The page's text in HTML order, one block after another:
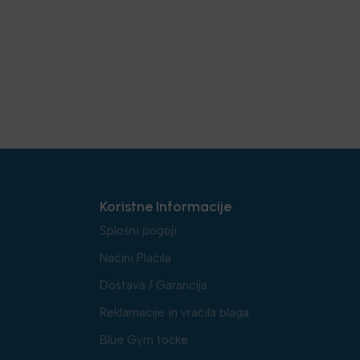
Koristne Informacije
Splošni pogoji
Načini Plačila
Dostava / Garancija
Reklamacije in vračila blaga
Blue Gym točke